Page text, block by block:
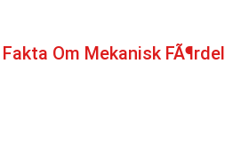
Om Mekanisk FÃ¶rdel